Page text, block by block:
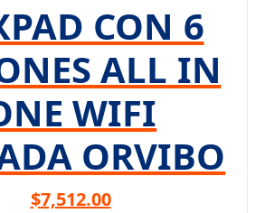
CON 6
ALL IN
WIFI
ORVIBO
$7,512.00